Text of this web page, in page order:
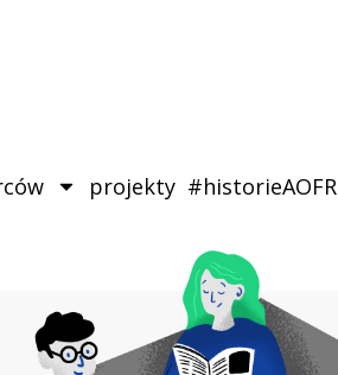
projekty #historieAOFR